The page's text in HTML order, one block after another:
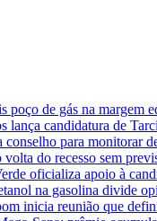
poço de gás na margem
lança candidatura de
conselho para monitorar
volta do recesso sem
oficializa apoio à
na gasolina divide
inicia reunião que